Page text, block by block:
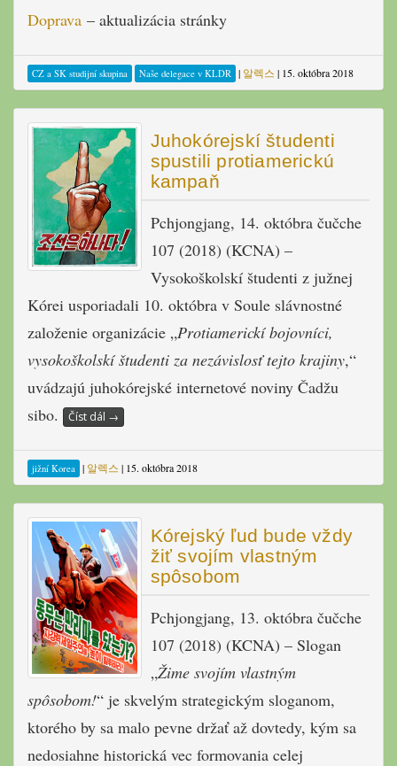
Doprava – aktualizácia stránky
CZ a SK studijní skupina Naše delegace v KLDR | 알렉스 | 15. októbra 2018
Juhokórejskí študenti
spustili protiamerickú
kampaň
Pchjongjang, 14. októbra čučche
107 (2018) (KCNA) –
Vysokoškolskí študenti z južnej
Kórei usporiadali 10. októbra v Soule slávnostné
založenie organizácie „Protiamerickí bojovníci,
vysokoškolskí študenti za nezávislosť tejto krajiny,“
uvádzajú juhokórejské internetové noviny Čadžu
sibo.
Číst dál →
jižní Korea | 알렉스 | 15. októbra 2018
Kórejský ľud bude vždy
žiť svojím vlastným
spôsobom
Pchjongjang, 13. októbra čučche
107 (2018) (KCNA) – Slogan
„Žime svojím vlastným
spôsobom!“ je skvelým strategickým sloganom,
ktorého by sa malo pevne držať až dovtedy, kým sa
nedosiahne historická vec formovania celej